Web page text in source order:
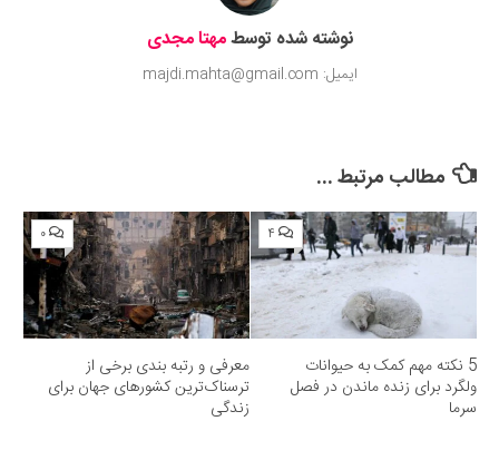
نوشته شده توسطمهتا مجدی
ایمیل: majdi.mahta@gmail.com
مطالب مرتبط ...
۴
5 نکته مهم کمک به حیوانات
ولگرد برای زنده ماندن در فصل
سرما
۰
معرفی و رتبه بندی برخی از
ترسناک‌ترین کشورهای جهان برای
زندگی